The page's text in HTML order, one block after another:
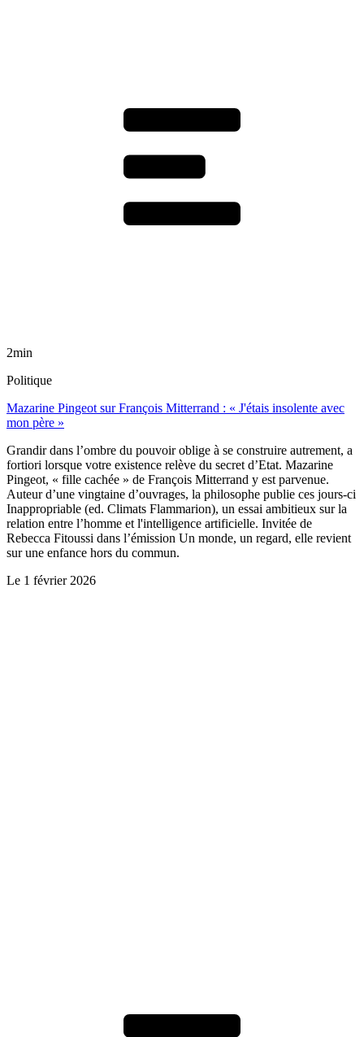
2min
Politique
Mazarine Pingeot sur François Mitterrand : « J'étais insolente avec
mon père »
Grandir dans l’ombre du pouvoir oblige à se construire autrement, a
fortiori lorsque votre existence relève du secret d’Etat. Mazarine
Pingeot, « fille cachée » de François Mitterrand y est parvenue.
Auteur d’une vingtaine d’ouvrages, la philosophe publie ces jours-ci
Inappropriable (ed. Climats Flammarion), un essai ambitieux sur la
relation entre l’homme et l'intelligence artificielle. Invitée de
Rebecca Fitoussi dans l’émission Un monde, un regard, elle revient
sur une enfance hors du commun.
Le 1 février 2026